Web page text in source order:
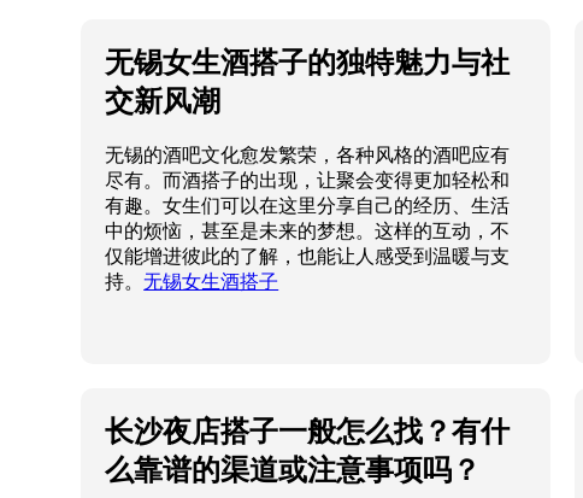
无锡女生酒搭子的独特魅力与社
交新风潮
无锡的酒吧文化愈发繁荣，各种风格的酒吧应有
尽有。而酒搭子的出现，让聚会变得更加轻松和
有趣。女生们可以在这里分享自己的经历、生活
中的烦恼，甚至是未来的梦想。这样的互动，不
仅能增进彼此的了解，也能让人感受到温暖与支
持。无锡女生酒搭子
长沙夜店搭子一般怎么找？有什
么靠谱的渠道或注意事项吗？